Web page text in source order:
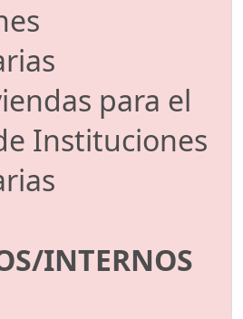
para el
Instituciones
INTERNOS